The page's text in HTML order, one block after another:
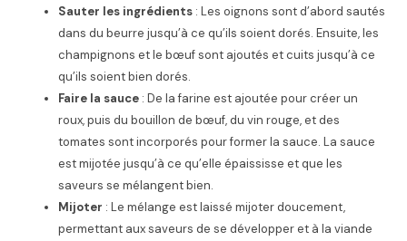
Sauter les ingrédients : Les oignons sont d’abord sautés
dans du beurre jusqu’à ce qu’ils soient dorés. Ensuite, les
champignons et le bœuf sont ajoutés et cuits jusqu’à ce
qu’ils soient bien dorés.
Faire la sauce : De la farine est ajoutée pour créer un
roux, puis du bouillon de bœuf, du vin rouge, et des
tomates sont incorporés pour former la sauce. La sauce
est mijotée jusqu’à ce qu’elle épaississe et que les
saveurs se mélangent bien.
Mijoter : Le mélange est laissé mijoter doucement,
permettant aux saveurs de se développer et à la viande